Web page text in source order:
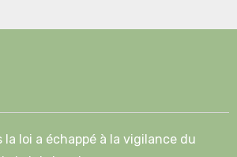
la loi a échappé à la vigilance du